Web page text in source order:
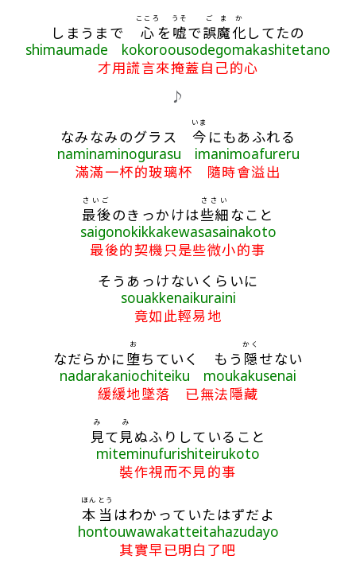
しまうまで 心
こころ
を 嘘
うそ
で誤
ご
魔
ま
化
か
してたの
shimaumade kokoroousodegomakashitetano
才用謊言來掩蓋自己的心
♪
なみなみのグラス 今
いま
にもあふれる
naminaminogurasu imanimoafureru
滿滿一杯的玻璃杯 隨時會溢出
最後
さいご
のきっかけは些細
ささい
なこと
saigonokikkakewasasainakoto
最後的契機只是些微小的事
そうあっけないくらいに
souakkenaikuraini
竟如此輕易地
なだらかに堕
お
ちていく もう 隠
かく
せない
nadarakaniochiteiku moukakusenai
緩緩地墜落 已無法隱藏
見
み
て 見
み
ぬふりしていること
miteminufurishiteirukoto
裝作視而不見的事
本当
ほんとう
はわかっていたはずだよ
hontouwawakatteitahazudayo
其實早已明白了吧